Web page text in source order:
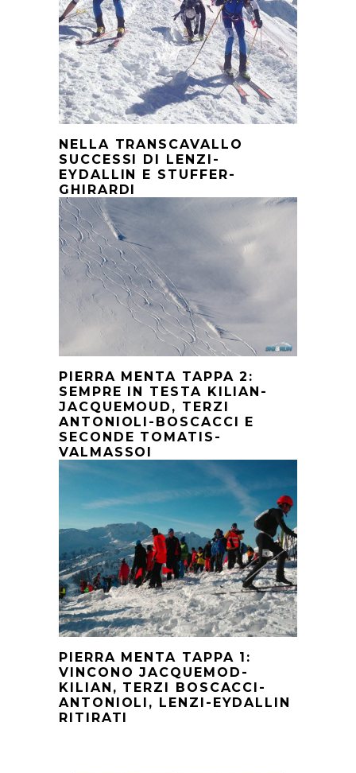
NELLA TRANSCAVALLO
SUCCESSI DI LENZI-
EYDALLIN E STUFFER-
GHIRARDI
PIERRA MENTA TAPPA 2:
SEMPRE IN TESTA KILIAN-
JACQUEMOUD, TERZI
ANTONIOLI-BOSCACCI E
SECONDE TOMATIS-
VALMASSOI
PIERRA MENTA TAPPA 1:
VINCONO JACQUEMOD-
KILIAN, TERZI BOSCACCI-
ANTONIOLI, LENZI-EYDALLIN
RITIRATI